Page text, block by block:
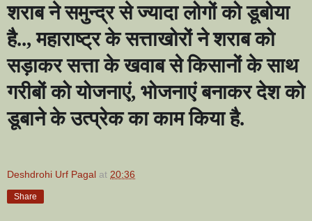
शराब ने समुन्द्र से ज्यादा लोगों को डूबोया
है..,महाराष्ट्र के सत्ताखोरों ने शराब को
सड़ाकर सत्ता के खवाब से किसानों के साथ
गरीबों को योजनाएं, भोजनाएं बनाकर देश को
डूबाने के उत्प्रेक का काम किया है.
Deshdrohi Urf Pagal at 20:36
Share